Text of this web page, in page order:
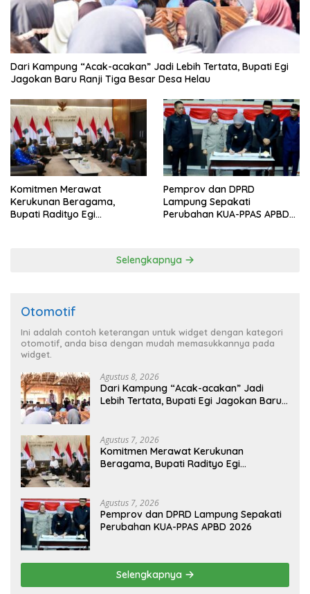
Dari Kampung “Acak-acakan” Jadi Lebih Tertata, Bupati Egi
Jagokan Baru Ranji Tiga Besar Desa Helau
Komitmen Merawat
Kerukunan Beragama,
Bupati Radityo Egi
Pemprov dan DPRD
Lampung Sepakati
Perubahan KUA-PPAS APBD
Selengkapnya
Otomotif
Ini adalah contoh keterangan untuk widget dengan kategori
otomotif, anda bisa dengan mudah memasukkannya pada
widget.
Agustus 8, 2026
Dari Kampung “Acak-acakan” Jadi
Lebih Tertata, Bupati Egi Jagokan Baru
Agustus 7, 2026
Komitmen Merawat Kerukunan
Beragama, Bupati Radityo Egi
Agustus 7, 2026
Pemprov dan DPRD Lampung Sepakati
Perubahan KUA-PPAS APBD 2026
Selengkapnya